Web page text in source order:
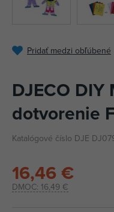
Pridať medzi obľúbené
DJECO
dotvorenie
Katalógové číslo DJE
DMOC: 16,49 €
16,46 €